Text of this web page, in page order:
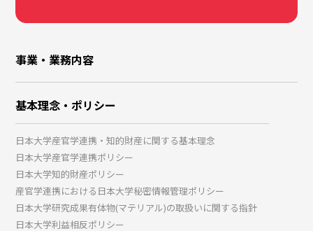
事業・業務内容
基本理念・ポリシー
日本大学産官学連携・知的財産に関する基本理念
日本大学産官学連携ポリシー
日本大学知的財産ポリシー
産官学連携における日本大学秘密情報管理ポリシー
日本大学研究成果有体物(マテリアル)の取扱いに関する指針
日本大学利益相反ポリシー